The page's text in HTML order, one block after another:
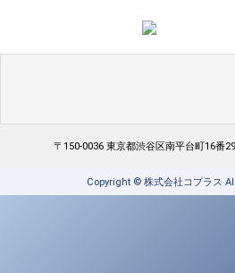
〒150-0036 東京都渋谷区南平台町16番
Copyright © 株式会社コプラス